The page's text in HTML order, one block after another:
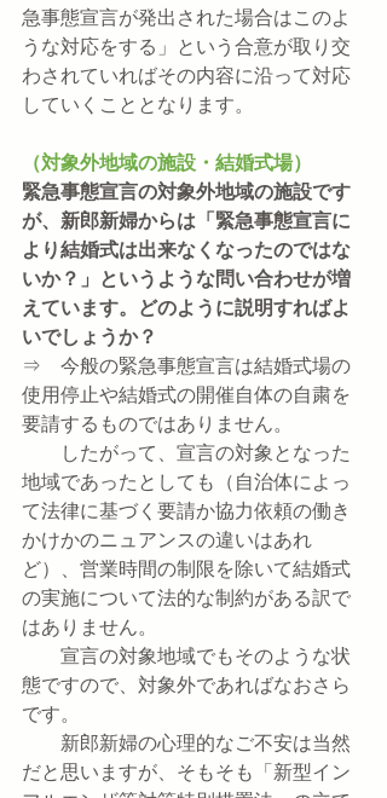
急事態宣言が発出された場合はこのよ
うな対応をする」という合意が取り交
わされていればその内容に沿って対応
していくこととなります。
（対象外地域の施設・結婚式場）
緊急事態宣言の対象外地域の施設です
が、新郎新婦からは「緊急事態宣言に
より結婚式は出来なくなったのではな
いか？」というような問い合わせが増
えています。どのように説明すればよ
いでしょうか？
⇒　今般の緊急事態宣言は結婚式場の
使用停止や結婚式の開催自体の自粛を
要請するものではありません。
したがって、宣言の対象となった
地域であったとしても（自治体によっ
て法律に基づく要請か協力依頼の働き
かけかのニュアンスの違いはあれ
ど）、営業時間の制限を除いて結婚式
の実施について法的な制約がある訳で
はありません。
宣言の対象地域でもそのような状
態ですので、対象外であればなおさら
です。
新郎新婦の心理的なご不安は当然
だと思いますが、そもそも「新型イン